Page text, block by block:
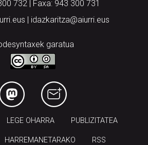
732 | Faxa: 943 300 731
| idazkaritza@aiurri.eus
garatua
LEGE OHARRA PUBLIZITATEA
HARREMANETARAKO RSS